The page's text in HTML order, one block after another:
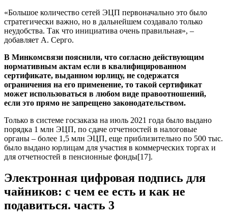
«Большое количество сетей ЭЦП первоначально это было
стратегически важно, но в дальнейшем создавало только
неудобства. Так что инициатива очень правильная», –
добавляет А. Серго.
В Минкомсвязи пояснили, что согласно действующим
нормативным актам если в квалифицированном
сертификате, выданном юрлицу, не содержатся
ограничения на его применение, то такой сертификат
может использоваться в любом виде правоотношений,
если это прямо не запрещено законодательством.
Только в системе госзаказа на июль 2021 года было выдано
порядка 1 млн ЭЦП, по сдаче отчетностей в налоговые
органы – более 1,5 млн ЭЦП, еще приблизительно по 500 тыс.
было выдано юрлицам для участия в коммерческих торгах и
для отчетностей в пенсионные фонды[17].
Электронная цифровая подпись для
чайников: с чем ее есть и как не
подавиться. часть 3